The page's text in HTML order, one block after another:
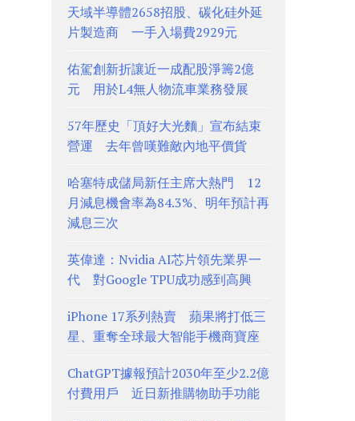
天域半導體2658招股、碳化硅外延
片製造商 一手入場費2929元
佑駕創新折讓近一成配股淨籌2億
元 用於L4無人物流車業務發展
57年歷史「頂好大光麵」宣布結束
營運 去年曾嘆難敵內地平價貨
哈塞特成儲局新任主席大熱門 12
月減息機會率為84.3%、明年預計再
減息三次
英偉達：Nvidia AI芯片領先業界一
代 對Google TPU成功感到高興
iPhone 17系列熱賣 蘋果將打低三
星、重奪全球最大智能手機商寶座
ChatGPT據報預計2030年至少2.2億
付費用戶 近日新推購物助手功能